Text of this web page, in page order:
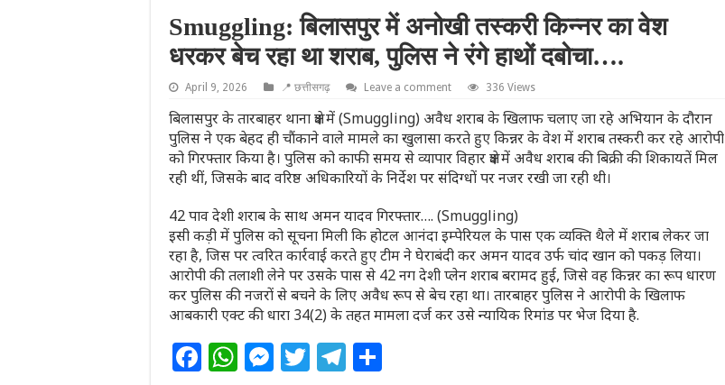
Smuggling: बिलासपुर में अनोखी तस्करी किन्नर का वेश
धरकर बेच रहा था शराब, पुलिस ने रंगे हाथों दबोचा….
April 9, 2026 📍 छत्तीसगढ़ Leave a comment 336 Views
बिलासपुर के तारबाहर थाना क्षेत्र में (Smuggling) अवैध शराब के खिलाफ चलाए जा रहे अभियान के दौरान
पुलिस ने एक बेहद ही चौंकाने वाले मामले का खुलासा करते हुए किन्नर के वेश में शराब तस्करी कर रहे आरोपी
को गिरफ्तार किया है। पुलिस को काफी समय से व्यापार विहार क्षेत्र में अवैध शराब की बिक्री की शिकायतें मिल
रही थीं, जिसके बाद वरिष्ठ अधिकारियों के निर्देश पर संदिग्धों पर नजर रखी जा रही थी।
42 पाव देशी शराब के साथ अमन यादव गिरफ्तार…. (Smuggling)
इसी कड़ी में पुलिस को सूचना मिली कि होटल आनंदा इम्पेरियल के पास एक व्यक्ति थैले में शराब लेकर जा
रहा है, जिस पर त्वरित कार्रवाई करते हुए टीम ने घेराबंदी कर अमन यादव उर्फ चांद खान को पकड़ लिया।
आरोपी की तलाशी लेने पर उसके पास से 42 नग देशी प्लेन शराब बरामद हुई, जिसे वह किन्नर का रूप धारण
कर पुलिस की नजरों से बचने के लिए अवैध रूप से बेच रहा था। तारबाहर पुलिस ने आरोपी के खिलाफ
आबकारी एक्ट की धारा 34(2) के तहत मामला दर्ज कर उसे न्यायिक रिमांड पर भेज दिया है.
F W M T T